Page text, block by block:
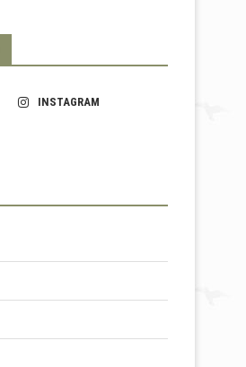
INSTAGRAM